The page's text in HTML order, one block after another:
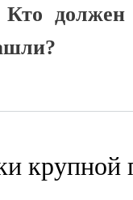
должен
крупной